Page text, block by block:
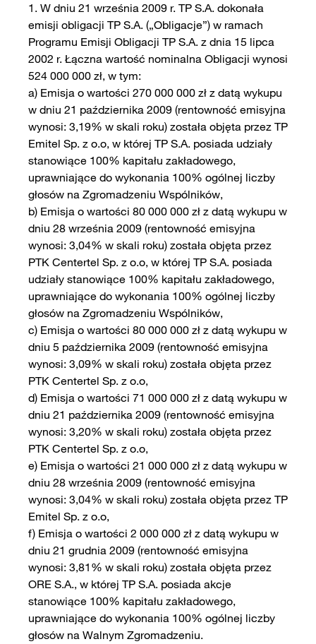
1. W dniu 21 września 2009 r. TP S.A. dokonała
emisji obligacji TP S.A. („Obligacje”) w ramach
Programu Emisji Obligacji TP S.A. z dnia 15 lipca
2002 r. Łączna wartość nominalna Obligacji wynosi
524 000 000 zł, w tym:
a) Emisja o wartości 270 000 000 zł z datą wykupu
w dniu 21 października 2009 (rentowność emisyjna
wynosi: 3,19% w skali roku) została objęta przez TP
Emitel Sp. z o.o, w której TP S.A. posiada udziały
stanowiące 100% kapitału zakładowego,
uprawniające do wykonania 100% ogólnej liczby
głosów na Zgromadzeniu Wspólników,
b) Emisja o wartości 80 000 000 zł z datą wykupu w
dniu 28 września 2009 (rentowność emisyjna
wynosi: 3,04% w skali roku) została objęta przez
PTK Centertel Sp. z o.o, w której TP S.A. posiada
udziały stanowiące 100% kapitału zakładowego,
uprawniające do wykonania 100% ogólnej liczby
głosów na Zgromadzeniu Wspólników,
c) Emisja o wartości 80 000 000 zł z datą wykupu w
dniu 5 października 2009 (rentowność emisyjna
wynosi: 3,09% w skali roku) została objęta przez
PTK Centertel Sp. z o.o,
d) Emisja o wartości 71 000 000 zł z datą wykupu w
dniu 21 października 2009 (rentowność emisyjna
wynosi: 3,20% w skali roku) została objęta przez
PTK Centertel Sp. z o.o,
e) Emisja o wartości 21 000 000 zł z datą wykupu w
dniu 28 września 2009 (rentowność emisyjna
wynosi: 3,04% w skali roku) została objęta przez TP
Emitel Sp. z o.o,
f) Emisja o wartości 2 000 000 zł z datą wykupu w
dniu 21 grudnia 2009 (rentowność emisyjna
wynosi: 3,81% w skali roku) została objęta przez
ORE S.A., w której TP S.A. posiada akcje
stanowiące 100% kapitału zakładowego,
uprawniające do wykonania 100% ogólnej liczby
głosów na Walnym Zgromadzeniu.